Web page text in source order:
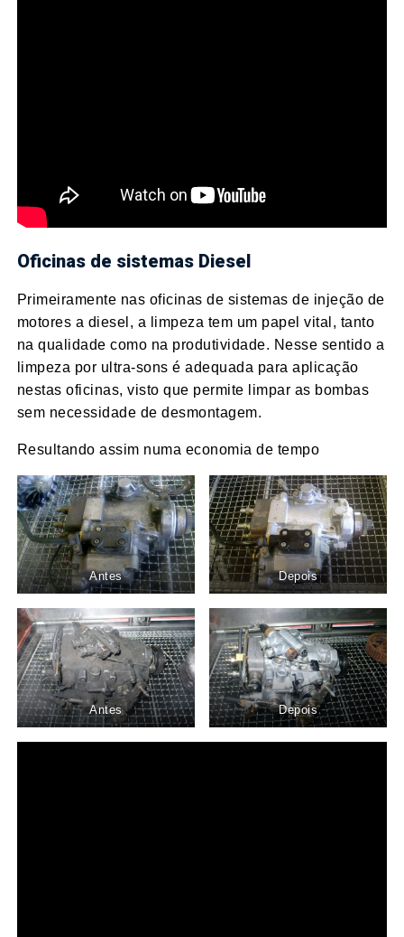
Oficinas de sistemas Diesel
Primeiramente nas oficinas de sistemas de injeção de
motores a diesel, a limpeza tem um papel vital, tanto
na qualidade como na produtividade. Nesse sentido a
limpeza por ultra-sons é adequada para aplicação
nestas oficinas, visto que permite limpar as bombas
sem necessidade de desmontagem.
Resultando assim numa economia de tempo
Antes Depois
Antes Depois